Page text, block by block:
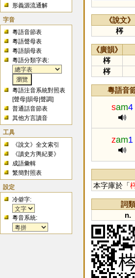
形義源流通解
字音
粵語音節表
粵語聲母表
粵語韻母表
粵語分類字表:
粵語注音系統對照表
[聲母 |韻母 |聲調]
普通話音節表
其他方言讀音
工具
《說文》全文索引
《讀史方輿紀要》
成語彙輯
繁簡對照表
設定
冷僻字:
粵音系統:
《說文》
梣
《廣韻》
梣
梣
粵語音
sam4
zam1
本字庫於「
詞類
n.